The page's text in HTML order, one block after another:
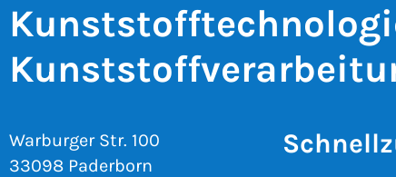
Warburger Str. 100
33098 Paderborn